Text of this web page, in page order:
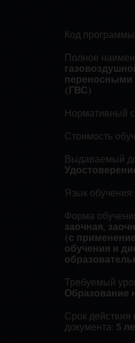
Код
Полное
переносными
(ГВС)
Нормативный
Стоимость
Выдаваемый
Язык обучения:
Форма
заочная,
(с
обучения и
Требуемый
Образование
Срок
документа: 5